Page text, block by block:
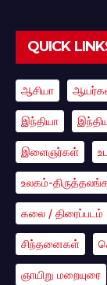
QUICK
ஆசியா
இந்தியா
இளைஞர்கள்
உலகம்-
கலை / திரைப்படம்
சிந்தனைகள்
ஞாயிறு மறையுரை